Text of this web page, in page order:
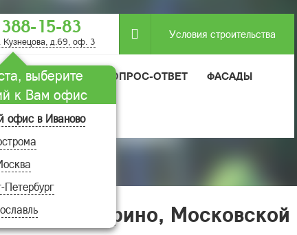
15-83
Кузнецова, д.69, оф. 3
выберите
к Вам офис
офис в Иваново
Петербург
Условия строительства
ДОМА ВОПРОС-ОТВЕТ ФАСАДЫ
области.
в п. Софрино, Московской